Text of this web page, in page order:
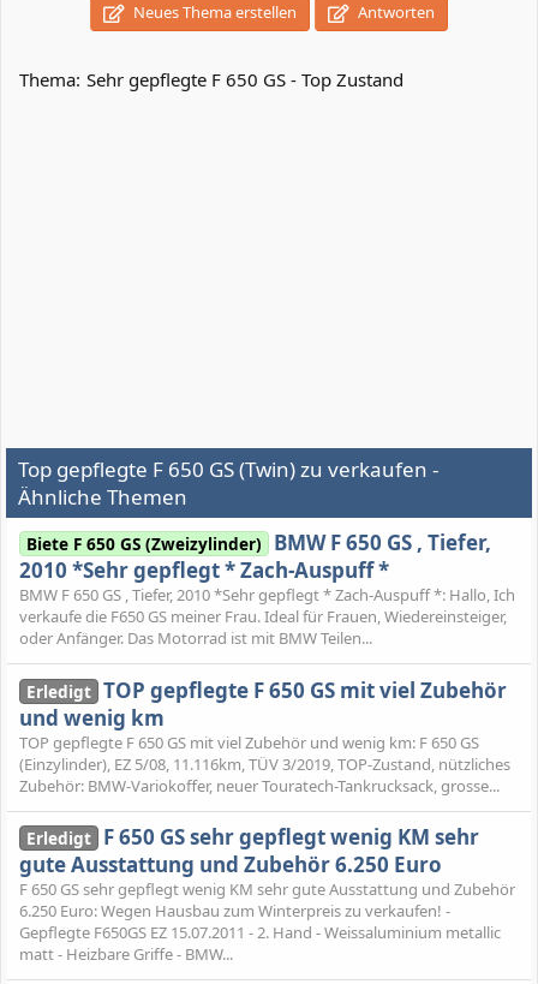
Neues Thema erstellen Antworten
Thema: Sehr gepflegte F 650 GS - Top Zustand
Top gepflegte F 650 GS (Twin) zu verkaufen -
Ähnliche Themen
Biete F 650 GS (Zweizylinder) BMW F 650 GS , Tiefer,
2010 *Sehr gepflegt * Zach-Auspuff *
BMW F 650 GS , Tiefer, 2010 *Sehr gepflegt * Zach-Auspuff *: Hallo, Ich
verkaufe die F650 GS meiner Frau. Ideal für Frauen, Wiedereinsteiger,
oder Anfänger. Das Motorrad ist mit BMW Teilen...
Erledigt TOP gepflegte F 650 GS mit viel Zubehör
und wenig km
TOP gepflegte F 650 GS mit viel Zubehör und wenig km: F 650 GS
(Einzylinder), EZ 5/08, 11.116km, TÜV 3/2019, TOP-Zustand, nützliches
Zubehör: BMW-Variokoffer, neuer Touratech-Tankrucksack, grosse...
Erledigt F 650 GS sehr gepflegt wenig KM sehr
gute Ausstattung und Zubehör 6.250 Euro
F 650 GS sehr gepflegt wenig KM sehr gute Ausstattung und Zubehör
6.250 Euro: Wegen Hausbau zum Winterpreis zu verkaufen! -
Gepflegte F650GS EZ 15.07.2011 - 2. Hand - Weissaluminium metallic
matt - Heizbare Griffe - BMW...